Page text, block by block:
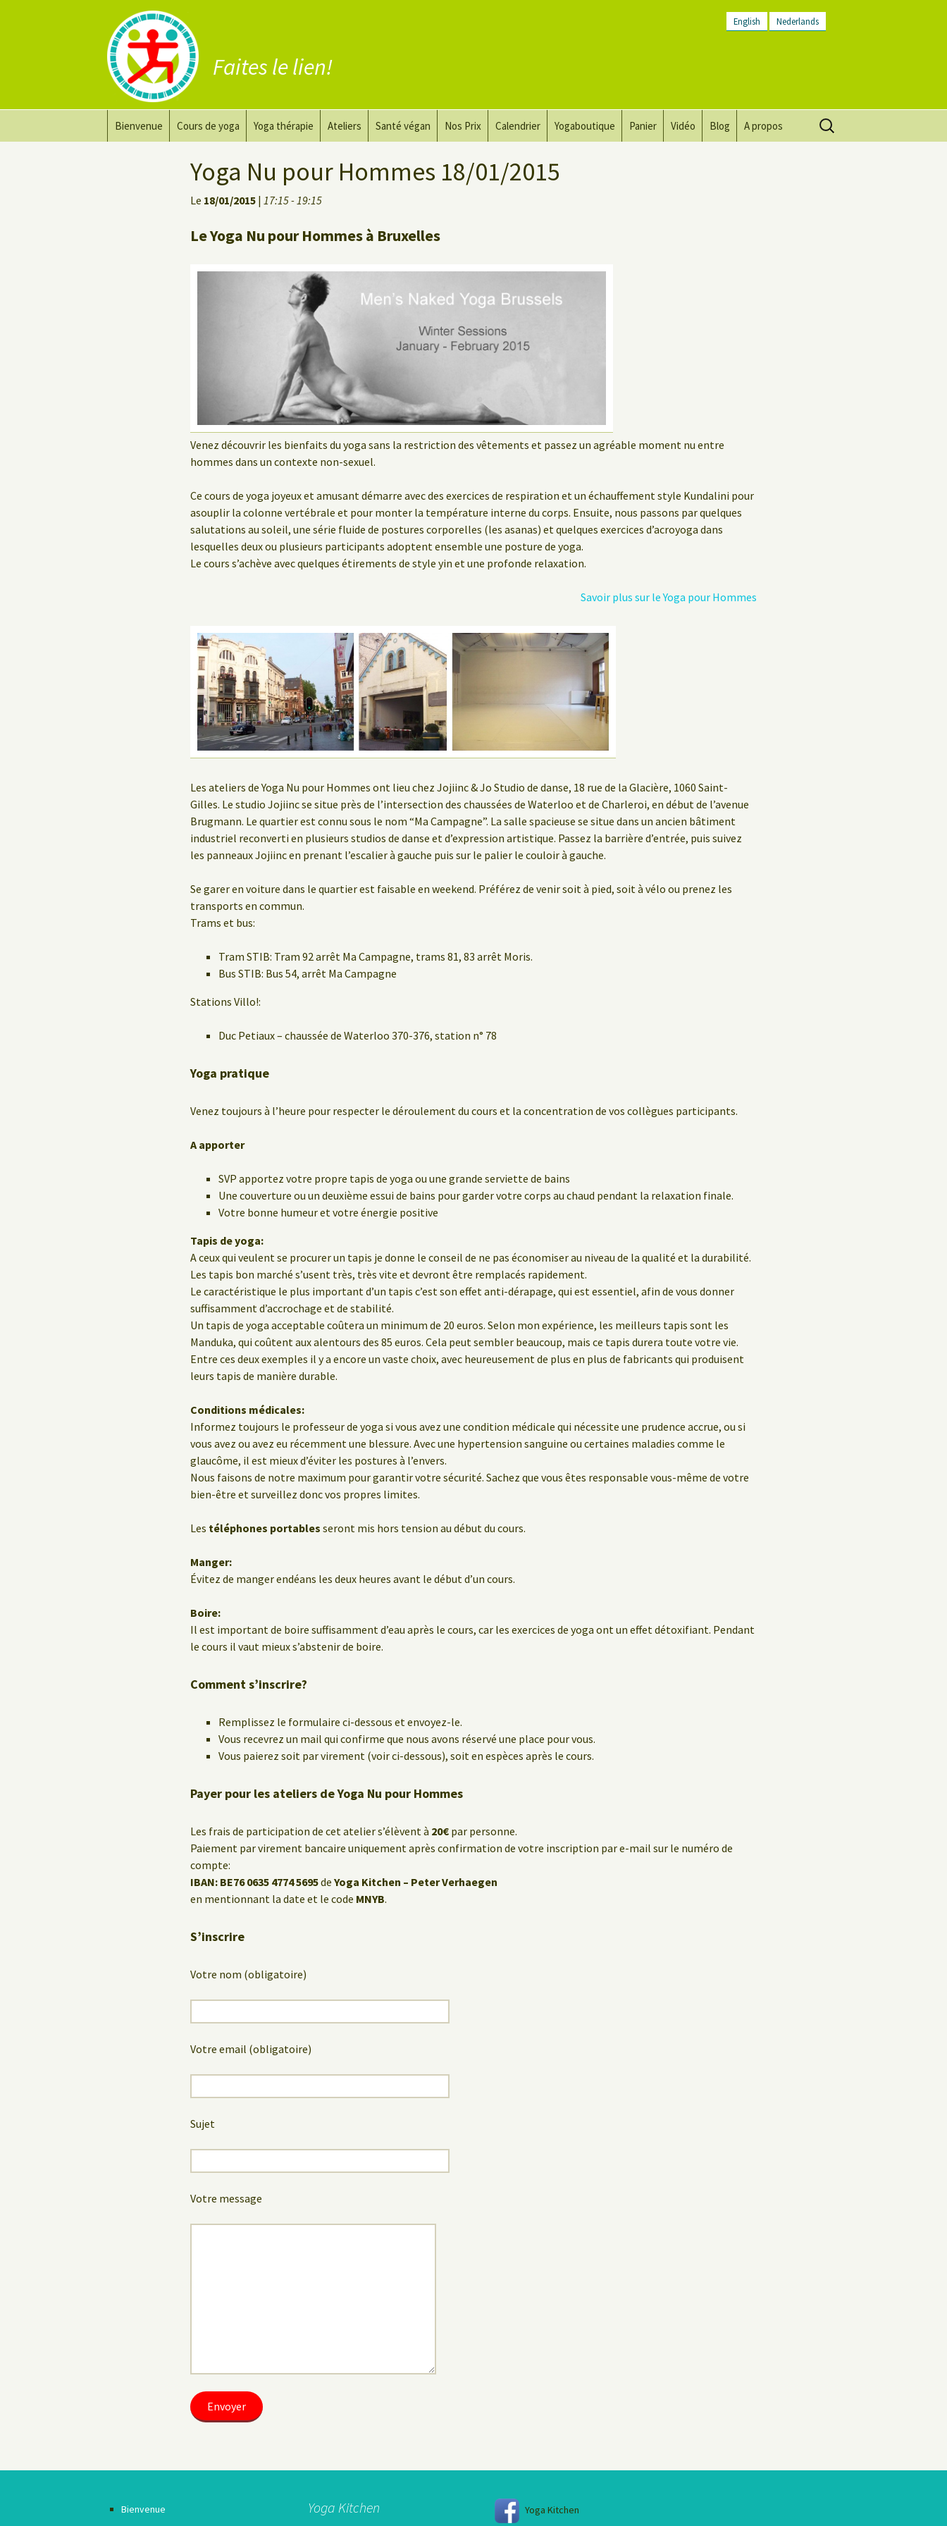
English Nederlands
Faites le lien!
Bienvenue Cours de yoga
Prana Yoga Flow Basic
Yin Yoga Étirement Profond
Yoga thérapie
Le yoga pour guérir
Ateliers Santé végan
Substituer les produits
Substituer les œufs
Nos Prix Calendrier Yogaboutique Panier Vidéo Blog A propos
Rechercher :
Yoga Nu pour Hommes 18/01/2015
Le 18/01/2015 | 17:15 - 19:15
Le Yoga Nu pour Hommes à Bruxelles
Venez découvrir les bienfaits du yoga sans la restriction des vêtements et passez un agréable moment nu entre
hommes dans un contexte non-sexuel.
Ce cours de yoga joyeux et amusant démarre avec des exercices de respiration et un échauffement style Kundalini pour
asouplir la colonne vertébrale et pour monter la température interne du corps. Ensuite, nous passons par quelques
salutations au soleil, une série fluide de postures corporelles (les asanas) et quelques exercices d’acroyoga dans
lesquelles deux ou plusieurs participants adoptent ensemble une posture de yoga.
Le cours s’achève avec quelques étirements de style yin et une profonde relaxation.
Savoir plus sur le Yoga pour Hommes
Les ateliers de Yoga Nu pour Hommes ont lieu chez Jojiinc & Jo Studio de danse, 18 rue de la Glacière, 1060 Saint-
Gilles. Le studio Jojiinc se situe près de l’intersection des chaussées de Waterloo et de Charleroi, en début de l’avenue
Brugmann. Le quartier est connu sous le nom “Ma Campagne”. La salle spacieuse se situe dans un ancien bâtiment
industriel reconverti en plusieurs studios de danse et d’expression artistique. Passez la barrière d’entrée, puis suivez
les panneaux Jojiinc en prenant l’escalier à gauche puis sur le palier le couloir à gauche.
Se garer en voiture dans le quartier est faisable en weekend. Préférez de venir soit à pied, soit à vélo ou prenez les
transports en commun.
Trams et bus:
Tram STIB: Tram 92 arrêt Ma Campagne, trams 81, 83 arrêt Moris.
Bus STIB: Bus 54, arrêt Ma Campagne
Stations Villo!:
Duc Petiaux – chaussée de Waterloo 370-376, station n° 78
Yoga pratique
Venez toujours à l’heure pour respecter le déroulement du cours et la concentration de vos collègues participants.
A apporter
SVP apportez votre propre tapis de yoga ou une grande serviette de bains
Une couverture ou un deuxième essui de bains pour garder votre corps au chaud pendant la relaxation finale.
Votre bonne humeur et votre énergie positive
Tapis de yoga:
A ceux qui veulent se procurer un tapis je donne le conseil de ne pas économiser au niveau de la qualité et la durabilité.
Les tapis bon marché s’usent très, très vite et devront être remplacés rapidement.
Le caractéristique le plus important d’un tapis c’est son effet anti-dérapage, qui est essentiel, afin de vous donner
suffisamment d’accrochage et de stabilité.
Un tapis de yoga acceptable coûtera un minimum de 20 euros. Selon mon expérience, les meilleurs tapis sont les
Manduka, qui coûtent aux alentours des 85 euros. Cela peut sembler beaucoup, mais ce tapis durera toute votre vie.
Entre ces deux exemples il y a encore un vaste choix, avec heureusement de plus en plus de fabricants qui produisent
leurs tapis de manière durable.
Conditions médicales:
Informez toujours le professeur de yoga si vous avez une condition médicale qui nécessite une prudence accrue, ou si
vous avez ou avez eu récemment une blessure. Avec une hypertension sanguine ou certaines maladies comme le
glaucôme, il est mieux d’éviter les postures à l’envers.
Nous faisons de notre maximum pour garantir votre sécurité. Sachez que vous êtes responsable vous-même de votre
bien-être et surveillez donc vos propres limites.
Les téléphones portables seront mis hors tension au début du cours.
Manger:
Évitez de manger endéans les deux heures avant le début d’un cours.
Boire:
Il est important de boire suffisamment d’eau après le cours, car les exercices de yoga ont un effet détoxifiant. Pendant
le cours il vaut mieux s’abstenir de boire.
Comment s’inscrire?
Remplissez le formulaire ci-dessous et envoyez-le.
Vous recevrez un mail qui confirme que nous avons réservé une place pour vous.
Vous paierez soit par virement (voir ci-dessous), soit en espèces après le cours.
Payer pour les ateliers de Yoga Nu pour Hommes
Les frais de participation de cet atelier s’élèvent à 20€ par personne.
Paiement par virement bancaire uniquement après confirmation de votre inscription par e-mail sur le numéro de
compte:
IBAN: BE76 0635 4774 5695de Yoga Kitchen – Peter Verhaegen
en mentionnant la date et le code MNYB.
S’inscrire
Votre nom (obligatoire)
Votre email (obligatoire)
Sujet
Votre message
Bienvenue
Yoga Kitchen Yoga Kitchen